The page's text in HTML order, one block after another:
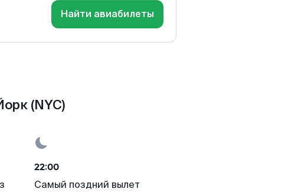
Найти авиабилеты
(NYC)
22:00
Самый поздний вылет